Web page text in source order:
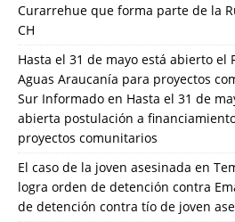
Curarrehue que forma parte de la
CH
Hasta el 31 de mayo está abierto el
Aguas Araucanía para proyectos
Sur Informado en Hasta el 31 de
abierta postulación a
proyectos comunitarios
El caso de la joven asesinada en
logra orden de detención contra
de detención contra tío de joven